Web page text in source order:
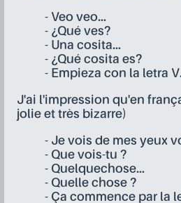
- Veo veo...
- ¿Qué ves?
- Una cosita...
- ¿Qué cosita es?
- Empieza con la letra
J'ai l'impression qu'en
jolie et très bizarre)
- Je vois de mes yeux
- Que vois-tu ?
- Quelquechose...
- Quelle chose ?
- Ça commence par la